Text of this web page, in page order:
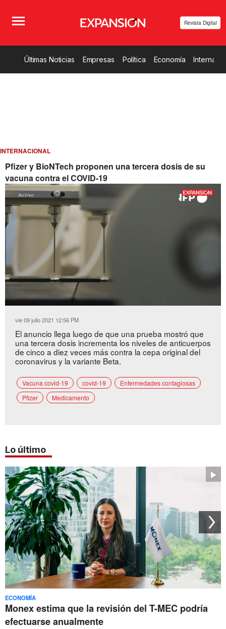
Revista Digital
Últimas Noticias Empresas Política Economía
INTERNACIONAL
Pfizer y BioNTech proponen una tercera dosis de su
vacuna contra el COVID-19
Unmute Loaded:
68.92%
vie 09 julio 2021 12:56 PM
El anuncio llega luego de que una prueba mostró que
una tercera dosis incrementa los niveles de anticuerpos
de cinco a diez veces más contra la cepa original del
coronavirus y la variante Beta.
Vacuna covid-19 covid-19
Enfermedades contagiosas
Pfizer
Medicamento
Lo último
ECONOMÍA
Monex estima que la revisión del T-MEC podría
efectuarse anualmente